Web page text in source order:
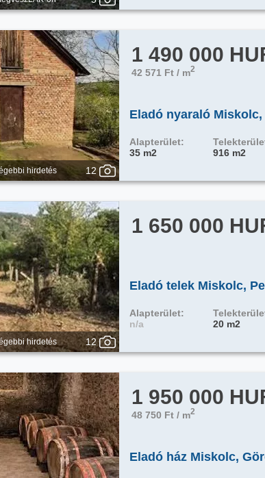
hirdetés 12
1 490 000
42 571 Ft / m2
Eladó nyaraló Miskolc,
Alapterület:
35 m2
916 m2
hirdetés 12
1 650 000
Eladó telek Miskolc,
Alapterület:
n/a
20 m2
1 950 000
48 750 Ft / m2
Eladó ház Miskolc,